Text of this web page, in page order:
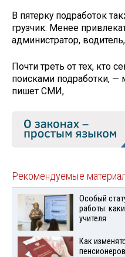
В пятерку подработок
грузчик. Менее
администратор,
Почти треть от тех, кто
поисками подработки, —
пишет СМИ,
Рекомендуемые
Особый
работы:
учителя
Как